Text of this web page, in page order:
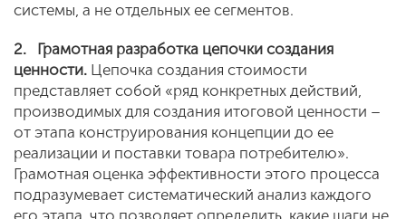
системы, а не отдельных ее сегментов.
2.
Грамотная разработка цепочки создания
ценности. Цепочка создания стоимости
представляет собой «ряд конкретных действий,
производимых для создания итоговой ценности –
от этапа конструирования концепции до ее
реализации и поставки товара потребителю».
Грамотная оценка эффективности этого процесса
подразумевает систематический анализ каждого